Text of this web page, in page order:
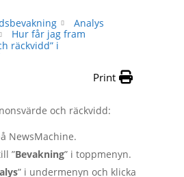
Analys
Hur får jag fram
räckvidd” i
Print
och räckvidd:
NewsMachine.
”Bevakning” i toppmenyn.
” i undermenyn och klicka